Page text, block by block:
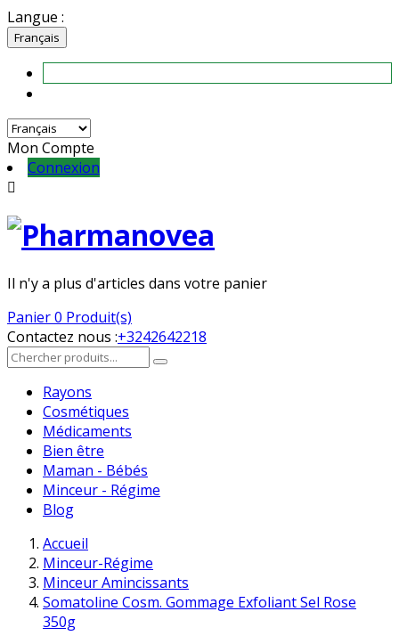
Langue :
Français
Mon Compte
Connexion

Il n'y a plus d'articles dans votre panier
Panier0 Produit(s)
Contactez nous :+3242642218
Rayons
Cosmétiques
Médicaments
Bien être
Maman - Bébés
Minceur - Régime
Blog
Accueil
Minceur-Régime
Minceur Amincissants
Somatoline Cosm. Gommage Exfoliant Sel Rose
350g